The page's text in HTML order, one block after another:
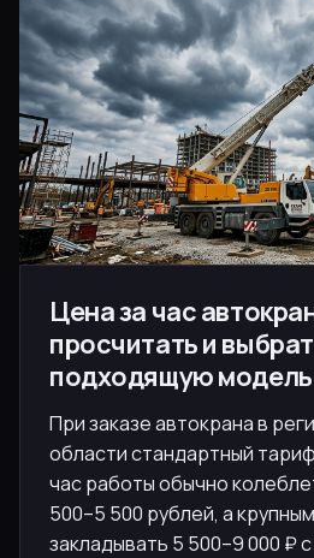
Цена за час
просчитать и
подходящую модель
При заказе автокрана в
области стандартный
час работы обычно
500–5 500 рублей, а
закладывать 5 500–9 000 ₽